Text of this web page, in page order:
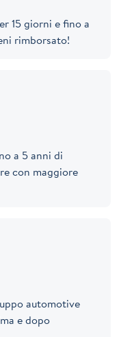
15 giorni e fino a
rimborsato!
a 5 anni di
con maggiore
automotive
e dopo